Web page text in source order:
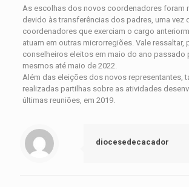
As escolhas dos novos coordenadores foram
devido às transferências dos padres, uma vez
coordenadores que exerciam o cargo
atuam em outras microrregiões. Vale ressaltar,
conselheiros eleitos em maio do ano passado
mesmos até maio de 2022.
Além das eleições dos novos representantes,
realizadas partilhas sobre as atividades
últimas reuniões, em 2019.
diocesedecacador